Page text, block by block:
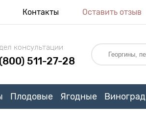
Контакты Оставить отзыв
консультации
511-27-28
Плодовые Ягодные Виноград